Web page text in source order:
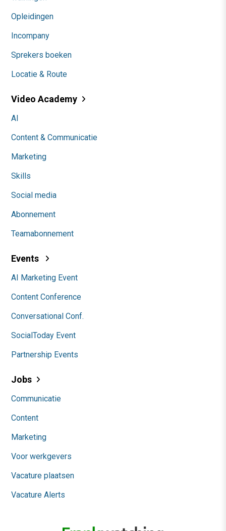
Opleidingen
Incompany
Sprekers boeken
Locatie & Route
Video Academy
AI
Content & Communicatie
Marketing
Skills
Social media
Abonnement
Teamabonnement
Events
AI Marketing Event
Content Conference
Conversational Conf.
SocialToday Event
Partnership Events
Jobs
Communicatie
Content
Marketing
Voor werkgevers
Vacature plaatsen
Vacature Alerts